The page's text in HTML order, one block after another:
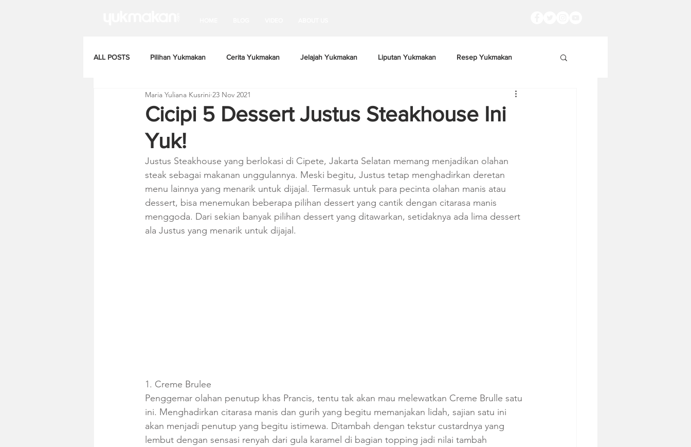
ALL POSTS Pilihan Yukmakan Cerita Yukmakan Jelajah Yukmakan Liputan Yukmakan Resep Yukmakan
Cicipi 5 Dessert Justus Steakhouse Ini
Yuk!
Maria Yuliana Kusrini 23 Nov 2021
Justus Steakhouse yang berlokasi di Cipete, Jakarta Selatan memang menjadikan olahan
steak sebagai makanan unggulannya. Meski begitu, Justus tetap menghadirkan deretan
menu lainnya yang menarik untuk dijajal. Termasuk untuk para pecinta olahan manis atau
dessert, bisa menemukan beberapa pilihan dessert yang cantik dengan citarasa manis
menggoda. Dari sekian banyak pilihan dessert yang ditawarkan, setidaknya ada lima dessert
ala Justus yang menarik untuk dijajal.
1. Creme Brulee
Penggemar olahan penutup khas Prancis, tentu tak akan mau melewatkan Creme Brulle satu
ini. Menghadirkan citarasa manis dan gurih yang begitu memanjakan lidah, sajian satu ini
akan menjadi penutup yang begitu istimewa. Ditambah dengan tekstur custardnya yang
lembut dengan sensasi renyah dari gula karamel di bagian topping jadi nilai tambah